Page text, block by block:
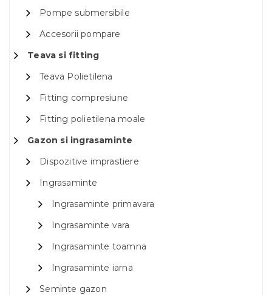
Pompe submersibile
Accesorii pompare
Teava si fitting
Teava Polietilena
Fitting compresiune
Fitting polietilena moale
Gazon si ingrasaminte
Dispozitive imprastiere
Ingrasaminte
Ingrasaminte primavara
Ingrasaminte vara
Ingrasaminte toamna
Ingrasaminte iarna
Seminte gazon